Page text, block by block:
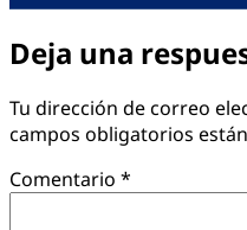
Deja una
Tu dirección de correo
campos obligatorios
Comentario *